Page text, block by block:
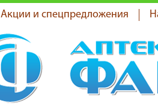
Акции и спецпредложения